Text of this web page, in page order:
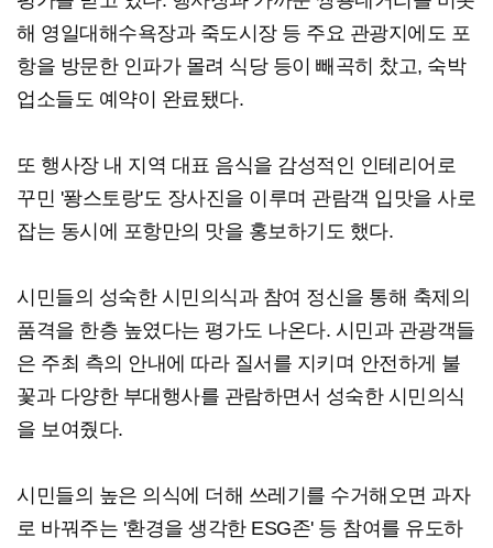
해 영일대해수욕장과 죽도시장 등 주요 관광지에도 포
항을 방문한 인파가 몰려 식당 등이 빼곡히 찼고, 숙박
업소들도 예약이 완료됐다.
또 행사장 내 지역 대표 음식을 감성적인 인테리어로
꾸민 '퐝스토랑'도 장사진을 이루며 관람객 입맛을 사로
잡는 동시에 포항만의 맛을 홍보하기도 했다.
시민들의 성숙한 시민의식과 참여 정신을 통해 축제의
품격을 한층 높였다는 평가도 나온다. 시민과 관광객들
은 주최 측의 안내에 따라 질서를 지키며 안전하게 불
꽃과 다양한 부대행사를 관람하면서 성숙한 시민의식
을 보여줬다.
시민들의 높은 의식에 더해 쓰레기를 수거해오면 과자
로 바꿔주는 '환경을 생각한 ESG존' 등 참여를 유도하